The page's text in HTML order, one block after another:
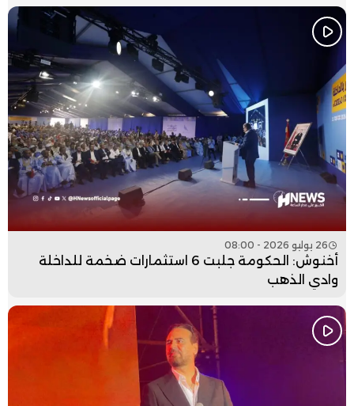
26 يوليو 2026 - 08:00
أخنوش: الحكومة جلبت 6 استثمارات ضخمة للداخلة
وادي الذهب